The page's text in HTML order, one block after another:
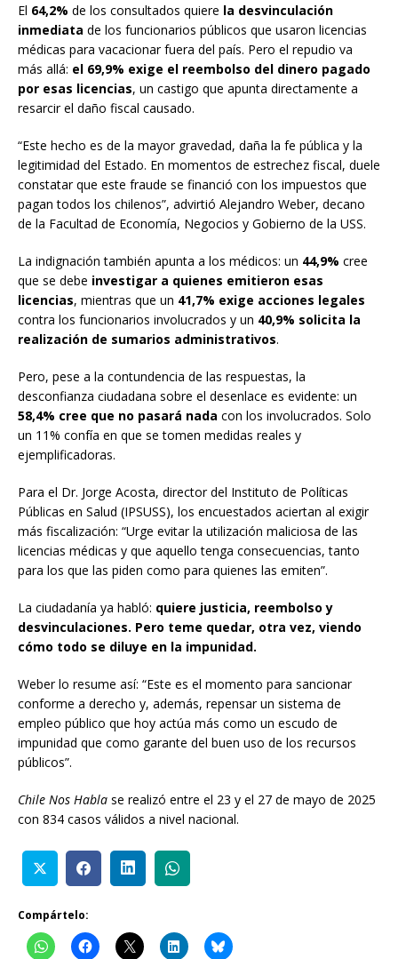
El 64,2% de los consultados quiere la desvinculación
inmediata de los funcionarios públicos que usaron licencias
médicas para vacacionar fuera del país. Pero el repudio va
más allá: el 69,9% exige el reembolso del dinero pagado
por esas licencias, un castigo que apunta directamente a
resarcir el daño fiscal causado.
“Este hecho es de la mayor gravedad, daña la fe pública y la
legitimidad del Estado. En momentos de estrechez fiscal, duele
constatar que este fraude se financió con los impuestos que
pagan todos los chilenos”, advirtió Alejandro Weber, decano
de la Facultad de Economía, Negocios y Gobierno de la USS.
La indignación también apunta a los médicos: un 44,9% cree
que se debe investigar a quienes emitieron esas
licencias, mientras que un 41,7% exige acciones legales
contra los funcionarios involucrados y un 40,9% solicita la
realización de sumarios administrativos.
Pero, pese a la contundencia de las respuestas, la
desconfianza ciudadana sobre el desenlace es evidente: un
58,4% cree que no pasará nada con los involucrados. Solo
un 11% confía en que se tomen medidas reales y
ejemplificadoras.
Para el Dr. Jorge Acosta, director del Instituto de Políticas
Públicas en Salud (IPSUSS), los encuestados aciertan al exigir
más fiscalización: “Urge evitar la utilización maliciosa de las
licencias médicas y que aquello tenga consecuencias, tanto
para los que las piden como para quienes las emiten”.
La ciudadanía ya habló: quiere justicia, reembolso y
desvinculaciones. Pero teme quedar, otra vez, viendo
cómo todo se diluye en la impunidad.
Weber lo resume así: “Este es el momento para sancionar
conforme a derecho y, además, repensar un sistema de
empleo público que hoy actúa más como un escudo de
impunidad que como garante del buen uso de los recursos
públicos”.
Chile Nos Habla se realizó entre el 23 y el 27 de mayo de 2025
con 834 casos válidos a nivel nacional.
Compártelo: